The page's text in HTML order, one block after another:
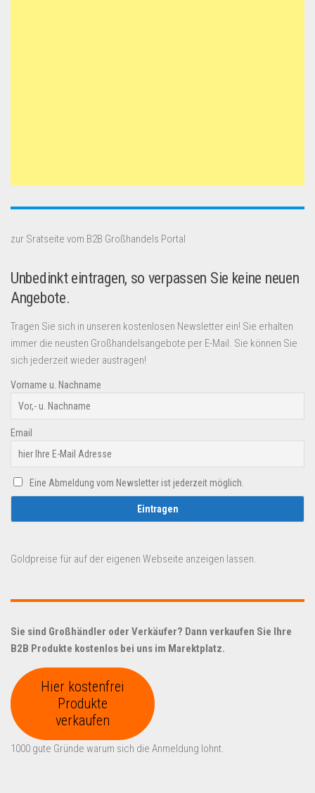
zur Sratseite vom B2B Großhandels Portal
Unbedinkt eintragen, so verpassen Sie keine neuen
Angebote.
Tragen Sie sich in unseren kostenlosen Newsletter ein! Sie erhalten
immer die neusten Großhandelsangebote per E-Mail. Sie können Sie
sich jederzeit wieder austragen!
Vorname u. Nachname
Email
Eine Abmeldung vom Newsletter ist jederzeit möglich.
Goldpreise für auf der eigenen Webseite anzeigen lassen.
Sie sind Großhändler oder Verkäufer? Dann verkaufen Sie Ihre
B2B Produkte kostenlos bei uns im Marektplatz.
Hier kostenfrei
Produkte
verkaufen
1000 gute Gründe warum sich die Anmeldung lohnt.